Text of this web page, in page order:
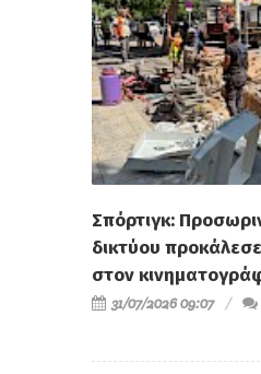
Σπόρτιγκ:
δικτύου
στον
31/07/2026 09:07